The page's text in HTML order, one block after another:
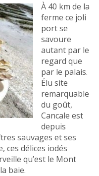
À 40 km de la
ferme ce joli
port se
savoure
autant par le
regard que
par le palais.
Élu site
remarquable
du goût,
Cancale est
depuis
sauvages et ses
ces délices iodés
qu’est le Mont
baie.